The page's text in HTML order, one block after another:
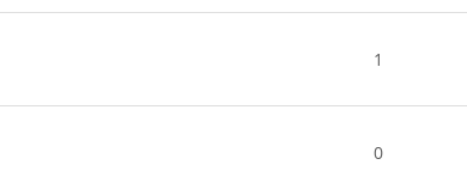
1
0